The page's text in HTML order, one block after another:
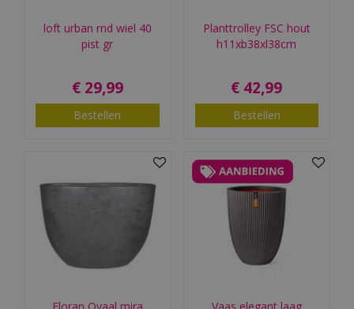
loft urban rnd wiel 40
pist gr
€ 29,99
Bestellen
Planttrolley FSC hout
h11xb38xl38cm
€ 42,99
Bestellen
Floran Ovaal mira Vaas elegant laag